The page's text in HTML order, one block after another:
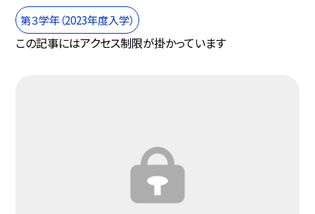
第３学年（2023年度入学）
この記事にはアクセス制限が掛かっています